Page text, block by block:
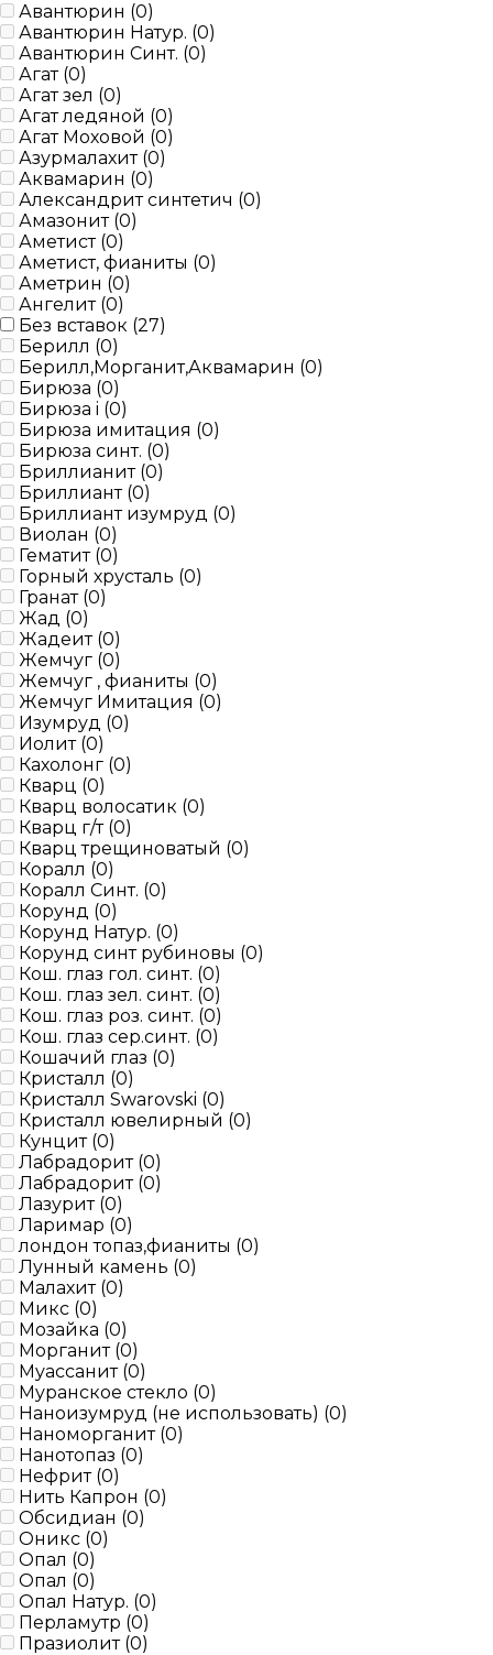
Авантюрин (0)
Авантюрин Натур. (0)
Авантюрин Синт. (0)
Агат (0)
Агат зел (0)
Агат ледяной (0)
Агат Моховой (0)
Азурмалахит (0)
Аквамарин (0)
Александрит синтетич (0)
Амазонит (0)
Аметист (0)
Аметист, фианиты (0)
Аметрин (0)
Ангелит (0)
Без вставок (27)
Берилл (0)
Берилл,Морганит,Аквамарин (0)
Бирюза (0)
Бирюза i (0)
Бирюза имитация (0)
Бирюза синт. (0)
Бриллианит (0)
Бриллиант (0)
Бриллиант изумруд (0)
Виолан (0)
Гематит (0)
Горный хрусталь (0)
Гранат (0)
Жад (0)
Жадеит (0)
Жемчуг (0)
Жемчуг , фианиты (0)
Жемчуг Имитация (0)
Изумруд (0)
Иолит (0)
Кахолонг (0)
Кварц (0)
Кварц волосатик (0)
Кварц г/т (0)
Кварц трещиноватый (0)
Коралл (0)
Коралл Синт. (0)
Корунд (0)
Корунд Натур. (0)
Корунд синт рубиновы (0)
Кош. глаз гол. синт. (0)
Кош. глаз зел. синт. (0)
Кош. глаз роз. синт. (0)
Кош. глаз сер.синт. (0)
Кошачий глаз (0)
Кристалл (0)
Кристалл Swarovski (0)
Кристалл ювелирный (0)
Кунцит (0)
Лабрадорит (0)
Лабрадорит (0)
Лазурит (0)
Ларимар (0)
лондон топаз,фианиты (0)
Лунный камень (0)
Малахит (0)
Микс (0)
Мозайка (0)
Морганит (0)
Муассанит (0)
Муранское стекло (0)
Наноизумруд (не использовать) (0)
Наноморганит (0)
Нанотопаз (0)
Нефрит (0)
Нить Капрон (0)
Обсидиан (0)
Оникс (0)
Опал (0)
Опал (0)
Опал Натур. (0)
Перламутр (0)
Празиолит (0)